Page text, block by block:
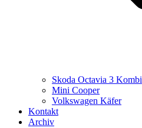
Skoda Octavia 3 Kombi
Mini Cooper
Volkswagen Käfer
Kontakt
Archiv